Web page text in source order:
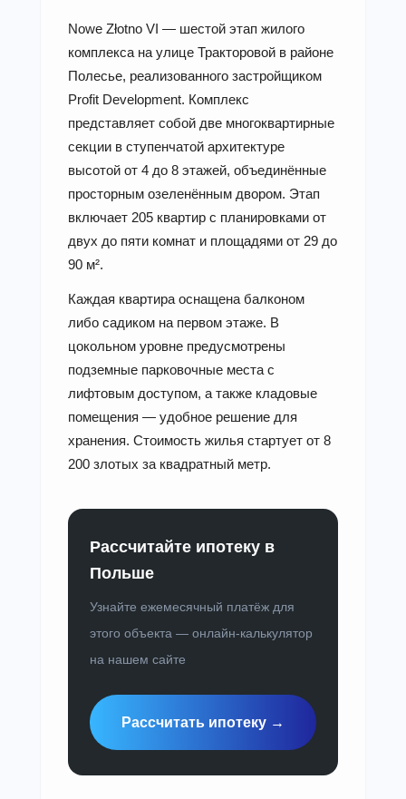
Nowe Złotno VI — шестой этап жилого
комплекса на улице Тракторовой в районе
Полесье, реализованного застройщиком
Profit Development. Комплекс
представляет собой две многоквартирные
секции в ступенчатой архитектуре
высотой от 4 до 8 этажей, объединённые
просторным озеленённым двором. Этап
включает 205 квартир с планировками от
двух до пяти комнат и площадями от 29 до
90 м².
Каждая квартира оснащена балконом
либо садиком на первом этаже. В
цокольном уровне предусмотрены
подземные парковочные места с
лифтовым доступом, а также кладовые
помещения — удобное решение для
хранения. Стоимость жилья стартует от 8
200 злотых за квадратный метр.
Рассчитайте ипотеку в
Польше
Узнайте ежемесячный платёж для
этого объекта — онлайн-калькулятор
на нашем сайте
Рассчитать ипотеку →